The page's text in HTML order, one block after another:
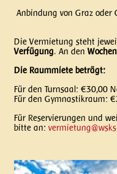
Anbindung von Graz oder
Die Vermietung steht
Verfügung. An den
Die Raummiete beträgt:
Für den Turnsaal: €30,00
Für den Gymnastikraum:
Für Reservierungen und
bitte an: